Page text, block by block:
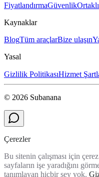
FiyatlandırmaGüvenlik
Kaynaklar
BlogTüm araçlarBize ulaşın
Yasal
Gizlilik PolitikasıHizmet
© 2026 Subanana
Çerezler
Bu sitenin çalışması için
sayfaların işe yaradığını
tanımlayan hiçbir şey yok.